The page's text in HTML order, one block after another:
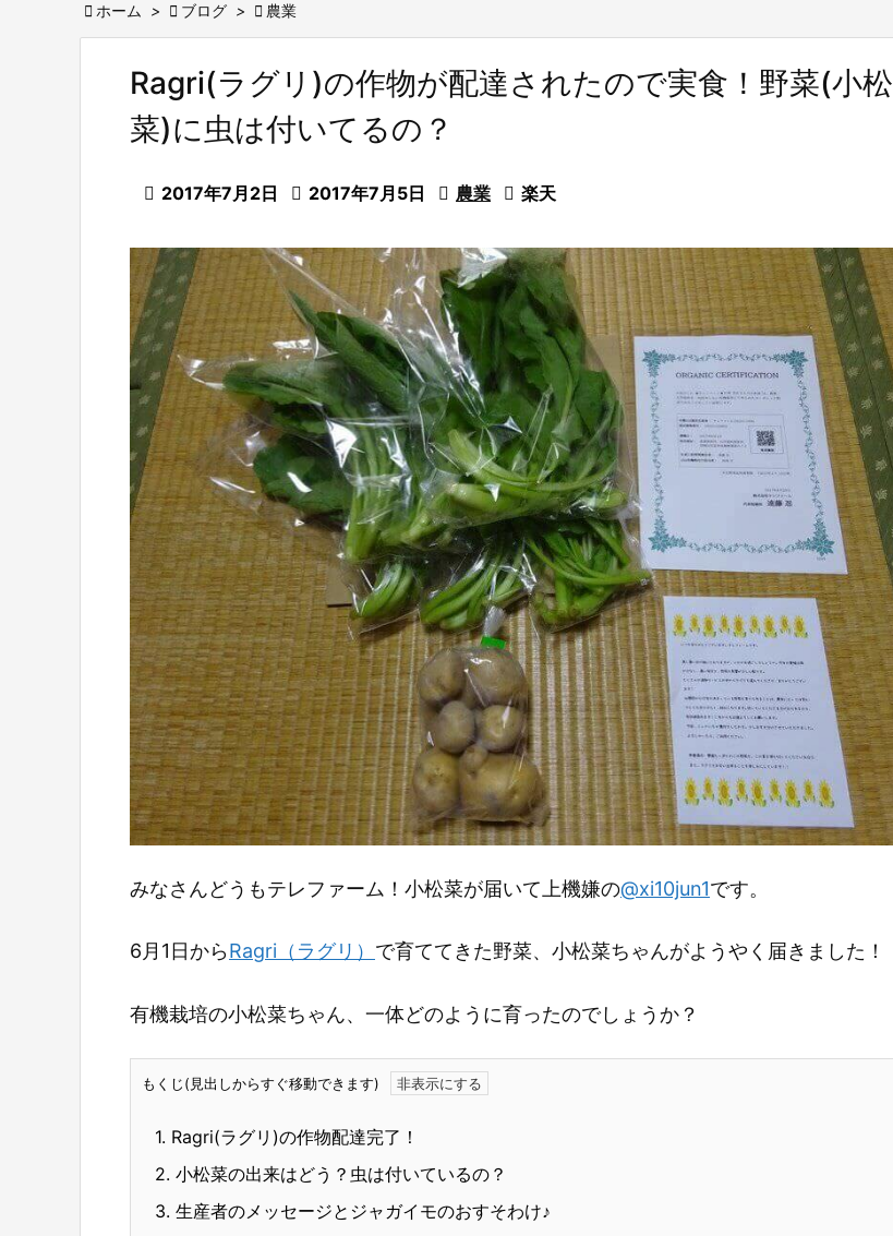
 ホーム >  ブログ >  農業
Ragri(ラグリ)の作物が配達されたので実食！野菜(小松
菜)に虫は付いてるの？
 2017年7月2日  2017年7月5日  農業  楽天
みなさんどうもテレファーム！小松菜が届いて上機嫌の@xi10jun1です。
6月1日からRagri（ラグリ） で育ててきた野菜、小松菜ちゃんがようやく届きました！
有機栽培の小松菜ちゃん、一体どのように育ったのでしょうか？
もくじ(見出しからすぐ移動できます)
1. Ragri(ラグリ)の作物配達完了！
2. 小松菜の出来はどう？虫は付いているの？
3. 生産者のメッセージとジャガイモのおすそわけ♪